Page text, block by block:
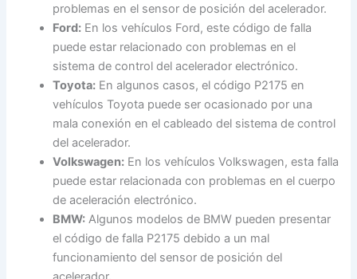
problemas en el sensor de posición del acelerador.
Ford: En los vehículos Ford, este código de falla
puede estar relacionado con problemas en el
sistema de control del acelerador electrónico.
Toyota: En algunos casos, el código P2175 en
vehículos Toyota puede ser ocasionado por una
mala conexión en el cableado del sistema de control
del acelerador.
Volkswagen: En los vehículos Volkswagen, esta falla
puede estar relacionada con problemas en el cuerpo
de aceleración electrónico.
BMW: Algunos modelos de BMW pueden presentar
el código de falla P2175 debido a un mal
funcionamiento del sensor de posición del